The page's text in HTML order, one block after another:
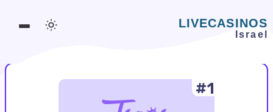
משחקים אונליין
#1